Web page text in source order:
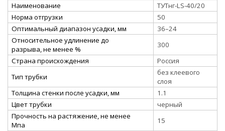
Наименование
ТУТнг-LS-40/20
Норма отгрузки
50
Оптимальный диапазон усадки, мм
36–24
Относительное удлинение до
разрыва, не менее %
300
Страна происхождения
Россия
Тип трубки
без клеевого
слоя
Толщина стенки после усадки, мм
1.1
Цвет трубки
черный
Прочность на растяжение, не менее
Мпа
15